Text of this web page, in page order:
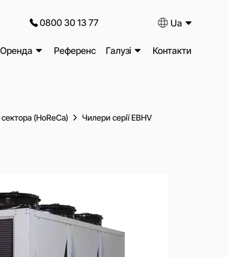
0800 30 13 77 Ua
тиску
з
Підготовка стисненого
Аудит виробничої
пневмомережі
гарантії
Оренда
Оренда компресорів з
дизельним приводом
Референс Галузі
інфраструктура
Контакти
(HoReCa) Чилери серії EBHV